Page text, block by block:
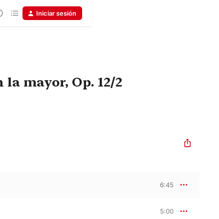
Iniciar sesión
mayor, Op. 12/2
6:45
5:00